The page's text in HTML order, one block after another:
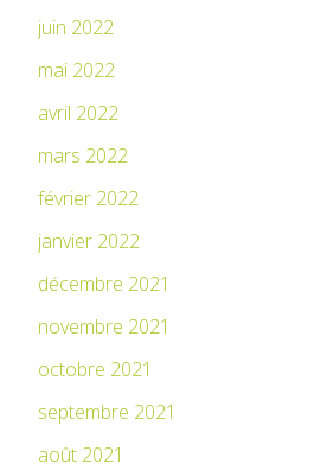
juin 2022
mai 2022
avril 2022
mars 2022
février 2022
janvier 2022
décembre 2021
novembre 2021
octobre 2021
septembre 2021
août 2021